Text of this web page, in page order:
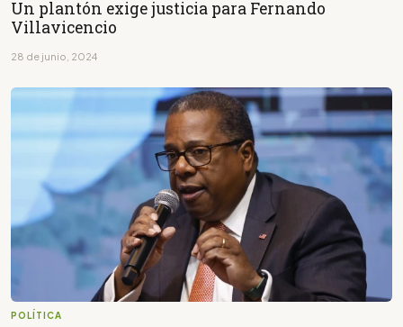
Un plantón exige justicia para Fernando
Villavicencio
28 de junio, 2024
POLÍTICA